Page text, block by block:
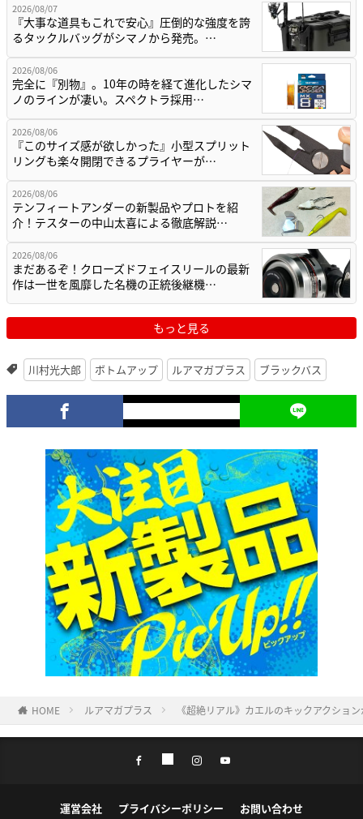
2026/08/07
『大事な道具もこれで安心』圧倒的な強度を誇
るタックルバッグがシマノから発売。…
2026/08/06
完全に『別物』。10年の時を経て進化したシマ
ノのラインが凄い。スペクトラ採用…
2026/08/06
『このサイズ感が欲しかった』小型スプリット
リングも楽々開閉できるプライヤーが…
2026/08/06
テンフィートアンダーの新製品やプロトを紹
介！テスターの中山太喜による徹底解説…
2026/08/06
まだあるぞ！クローズドフェイスリールの最新
作は一世を風靡した名機の正統後継機…
もっと見る
川村光大郎 ボトムアップ ルアマガプラス ブラックバス
HOME ルアマガプラス 《超絶リアル》カエルのキックアクショ
運営会社 プライバシーポリシー お問い合わせ